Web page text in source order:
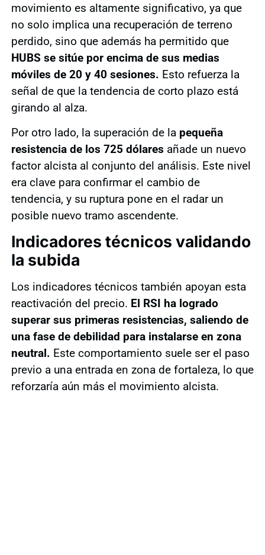
movimiento es altamente significativo, ya que
no solo implica una recuperación de terreno
perdido, sino que además ha permitido que
HUBS se sitúe por encima de sus medias
móviles de 20 y 40 sesiones. Esto refuerza la
señal de que la tendencia de corto plazo está
girando al alza.
Por otro lado, la superación de la pequeña
resistencia de los 725 dólares añade un nuevo
factor alcista al conjunto del análisis. Este nivel
era clave para confirmar el cambio de
tendencia, y su ruptura pone en el radar un
posible nuevo tramo ascendente.
Indicadores técnicos validando
la subida
Los indicadores técnicos también apoyan esta
reactivación del precio. El RSI ha logrado
superar sus primeras resistencias, saliendo de
una fase de debilidad para instalarse en zona
neutral. Este comportamiento suele ser el paso
previo a una entrada en zona de fortaleza, lo que
reforzaría aún más el movimiento alcista.